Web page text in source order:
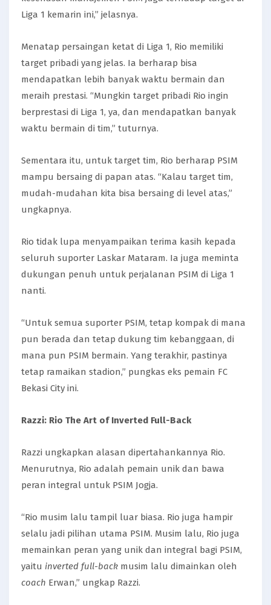
Liga 1 kemarin ini,” jelasnya.
Menatap persaingan ketat di Liga 1, Rio memiliki
target pribadi yang jelas. Ia berharap bisa
mendapatkan lebih banyak waktu bermain dan
meraih prestasi. “Mungkin target pribadi Rio ingin
berprestasi di Liga 1, ya, dan mendapatkan banyak
waktu bermain di tim,” tuturnya.
Sementara itu, untuk target tim, Rio berharap PSIM
mampu bersaing di papan atas. “Kalau target tim,
mudah-mudahan kita bisa bersaing di level atas,”
ungkapnya.
Rio tidak lupa menyampaikan terima kasih kepada
seluruh suporter Laskar Mataram. Ia juga meminta
dukungan penuh untuk perjalanan PSIM di Liga 1
nanti.
“Untuk semua suporter PSIM, tetap kompak di mana
pun berada dan tetap dukung tim kebanggaan, di
mana pun PSIM bermain. Yang terakhir, pastinya
tetap ramaikan stadion,” pungkas eks pemain FC
Bekasi City ini.
Razzi: Rio The Art of Inverted Full-Back
Razzi ungkapkan alasan dipertahankannya Rio.
Menurutnya, Rio adalah pemain unik dan bawa
peran integral untuk PSIM Jogja.
“Rio musim lalu tampil luar biasa. Rio juga hampir
selalu jadi pilihan utama PSIM. Musim lalu, Rio juga
memainkan peran yang unik dan integral bagi PSIM,
yaitu inverted full-back musim lalu dimainkan oleh
coach Erwan,” ungkap Razzi.